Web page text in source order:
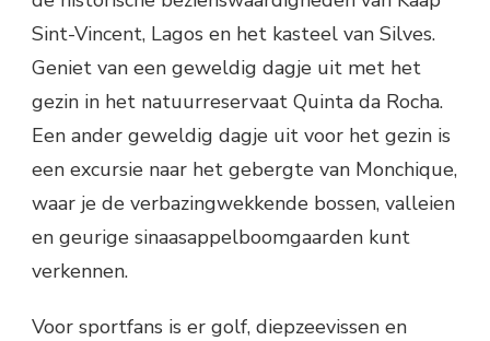
Sint-Vincent, Lagos en het kasteel van Silves.
Geniet van een geweldig dagje uit met het
gezin in het natuurreservaat Quinta da Rocha.
Een ander geweldig dagje uit voor het gezin is
een excursie naar het gebergte van Monchique,
waar je de verbazingwekkende bossen, valleien
en geurige sinaasappelboomgaarden kunt
verkennen.
Voor sportfans is er golf, diepzeevissen en